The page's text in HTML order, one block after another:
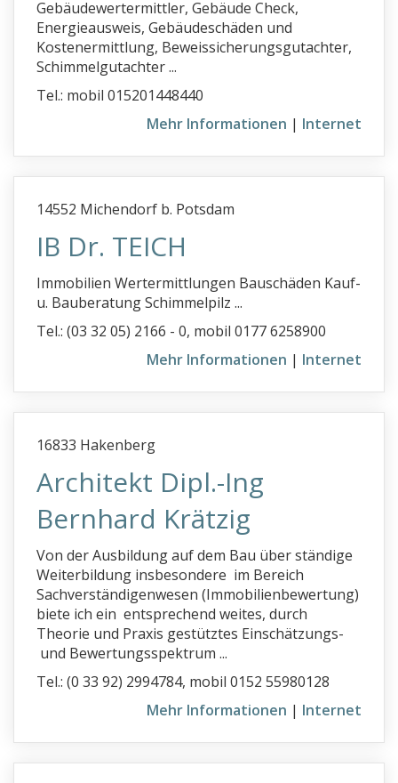
Gebäudewertermittler, Gebäude Check,
Energieausweis, Gebäudeschäden und
Kostenermittlung, Beweissicherungsgutachter,
Schimmelgutachter ...
Tel.: mobil 015201448440
Mehr Informationen | Internet
14552 Michendorf b. Potsdam
IB Dr. TEICH
Immobilien Wertermittlungen Bauschäden Kauf-
u. Bauberatung Schimmelpilz ...
Tel.: (03 32 05) 2166 - 0, mobil 0177 6258900
Mehr Informationen | Internet
16833 Hakenberg
Architekt Dipl.-Ing
Bernhard Krätzig
Von der Ausbildung auf dem Bau über ständige
Weiterbildung insbesondere im Bereich
Sachverständigenwesen (Immobilienbewertung)
biete ich ein entsprechend weites, durch
Theorie und Praxis gestütztes Einschätzungs-
und Bewertungsspektrum ...
Tel.: (0 33 92) 2994784, mobil 0152 55980128
Mehr Informationen | Internet